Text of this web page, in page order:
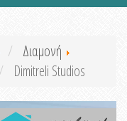
Διαμονή
Dimitreli Studios